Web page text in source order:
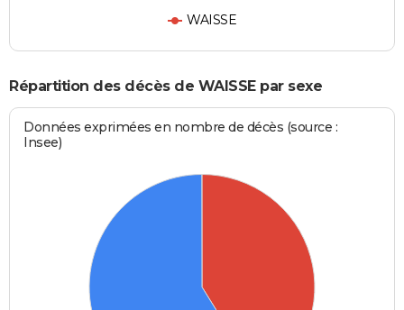
WAISSE
Répartition des décès de WAISSE par sexe
Données exprimées en nombre de décès (source :
Insee)